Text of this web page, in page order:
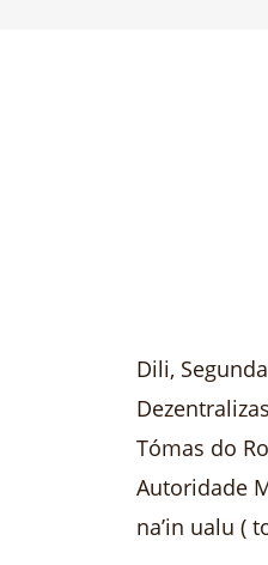
Dili,
Tómas do
Autoridade
na’in ualu (